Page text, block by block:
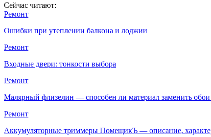
Сейчас читают:
Ремонт
Ошибки при утеплении балкона и лоджии
Ремонт
Входные двери: тонкости выбора
Ремонт
Малярный флизелин — способен ли материал заменить
Ремонт
Аккумуляторные триммеры ПомещикЪ — описание,